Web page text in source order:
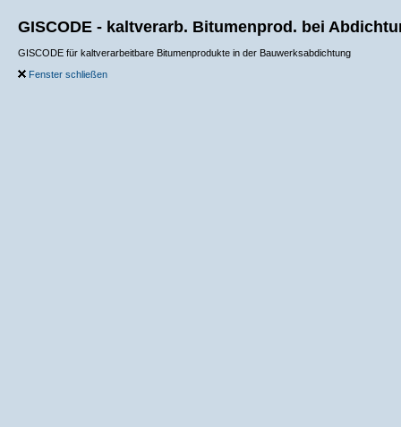
GISCODE - kaltverarb. Bitumenprod. bei
GISCODE für kaltverarbeitbare Bitumenprodukte in der Bauwerksabdichtung
Fenster schließen